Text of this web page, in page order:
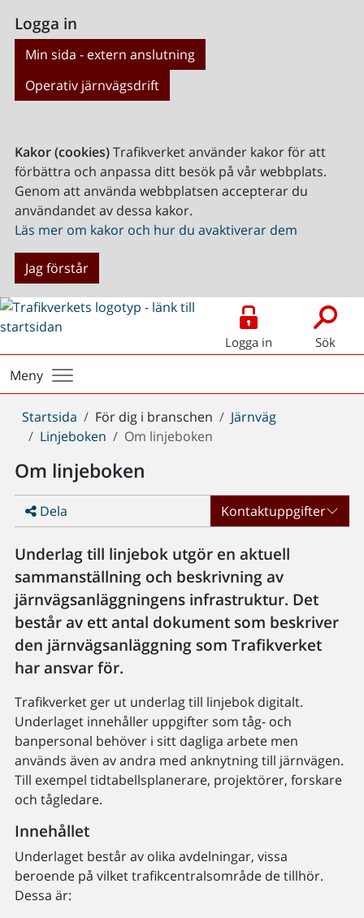
Logga in
Min sida - extern anslutning
Operativ järnvägsdrift
Kakor (cookies)Trafikverket använder kakor för att
förbättra och anpassa ditt besök på vår webbplats.
Genom att använda webbplatsen accepterar du
användandet av dessa kakor.
Läs mer om kakor och hur du avaktiverar dem
Jag förstår
Logga in Sök
Meny
Du
är
Startsida För dig i branschen
Järnväg
Linjeboken
Om linjeboken
Om linjeboken
Dela Kontaktuppgifter
Underlag till linjebok utgör en aktuell
sammanställning och beskrivning av
järnvägsanläggningens infrastruktur. Det
består av ett antal dokument som beskriver
den järnvägsanläggning som Trafikverket
har ansvar för.
Trafikverket ger ut underlag till linjebok digitalt.
Underlaget innehåller uppgifter som tåg- och
banpersonal behöver i sitt dagliga arbete men
används även av andra med anknytning till järnvägen.
Till exempel tidtabellsplanerare, projektörer, forskare
och tågledare.
Innehållet
Underlaget består av olika avdelningar, vissa
beroende på vilket trafikcentralsområde de tillhör.
Dessa är: